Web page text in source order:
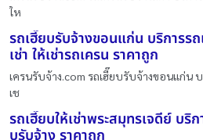
ให
รถเฮี๊ยบรับจ้างขอนแก่น บริการรถ
เช่า ให้เช่ารถเครน ราคาถูก
เครนรับจ้าง.com รถเฮี๊ยบรับจ้างขอนแก่น
เช
รถเฮี๊ยบให้เช่าพระสมุทรเจดีย์ บริ
บรับจ้าง ราคาถูก